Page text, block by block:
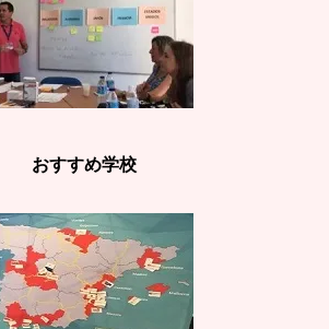
おすすめ学校